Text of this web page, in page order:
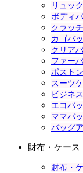
リュッ
ボディ
クラッ
カゴバ
クリア
ファー
ボスト
スーツ
ビジネ
エコバ
ママバ
バッグ
財布・ケース
財布・